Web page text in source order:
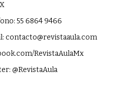
55 6864 9466
contacto@revistaaula.com
RevistaAulaMx
@RevistaAula